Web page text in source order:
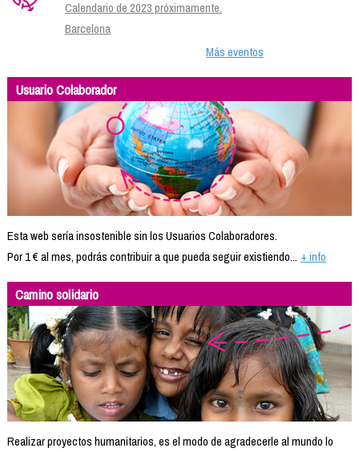
Calendario de 2023 próximamente.
Barcelona
Más eventos
Usuario Colaborador
Esta web sería insostenible sin los Usuarios Colaboradores.
Por 1 € al mes, podrás contribuir a que pueda seguir existiendo... + info
Camino solidario
Realizar proyectos humanitarios, es el modo de agradecerle al mundo lo